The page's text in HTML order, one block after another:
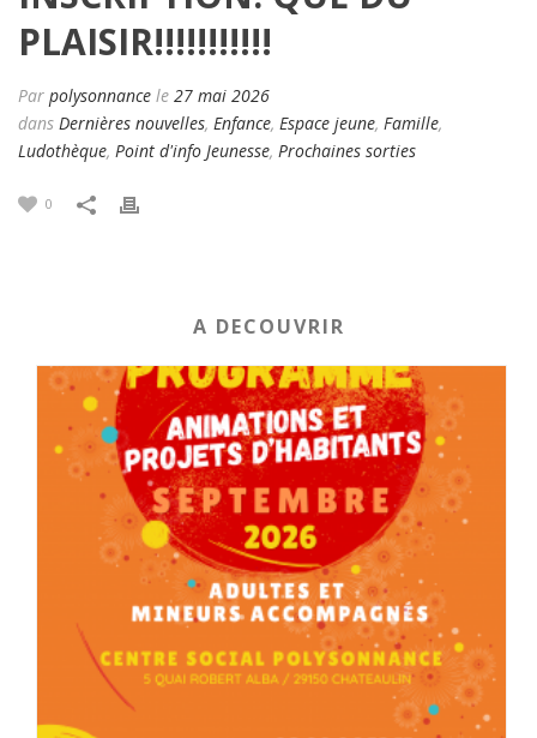
PLAISIR!!!!!!!!!!!
Par polysonnance le 27 mai 2026
dans Dernières nouvelles, Enfance, Espace jeune, Famille,
Ludothèque, Point d'info Jeunesse, Prochaines sorties
0
A DECOUVRIR